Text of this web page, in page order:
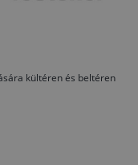
kültéren és beltéren